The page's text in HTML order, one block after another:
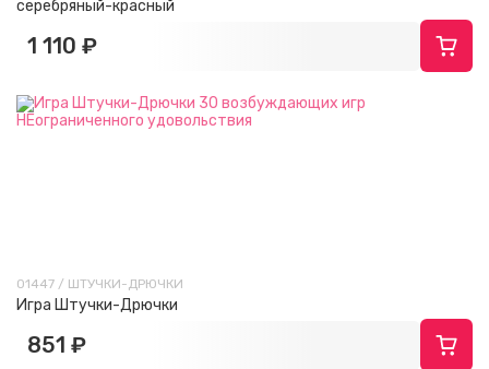
серебряный-красный
1 110 ₽
01447 / ШТУЧКИ-ДРЮЧКИ
Игра Штучки-Дрючки
851 ₽